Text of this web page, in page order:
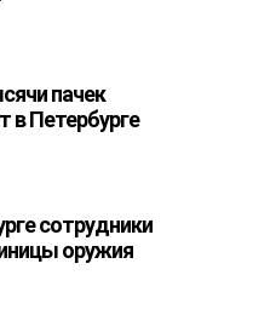
пачек
в Петербурге
сотрудники
оружия